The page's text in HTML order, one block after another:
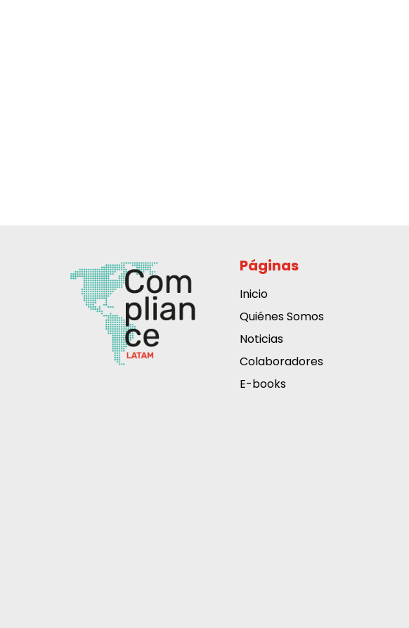
Páginas
Inicio
Quiénes Somos
Noticias
Colaboradores
E-books